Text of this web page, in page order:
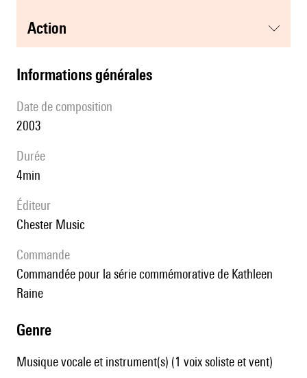
action
informations générales
date de composition
2003
durée
4min
éditeur
Chester Music
Commande
commandée pour la série commémorative de Kathleen
Raine
genre
Musique vocale et instrument(s) (1 voix soliste et vent)